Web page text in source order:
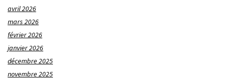
avril 2026
mars 2026
février 2026
janvier 2026
décembre 2025
novembre 2025